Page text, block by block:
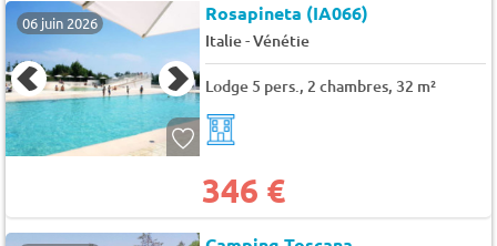
06 juin 2026 Rosapineta (IA066)
Italie-Vénétie
Lodge 5 pers., 2 chambres, 32 m²
346 €